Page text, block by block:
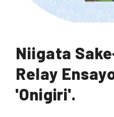
Niigata
Relay
'Onigiri'.